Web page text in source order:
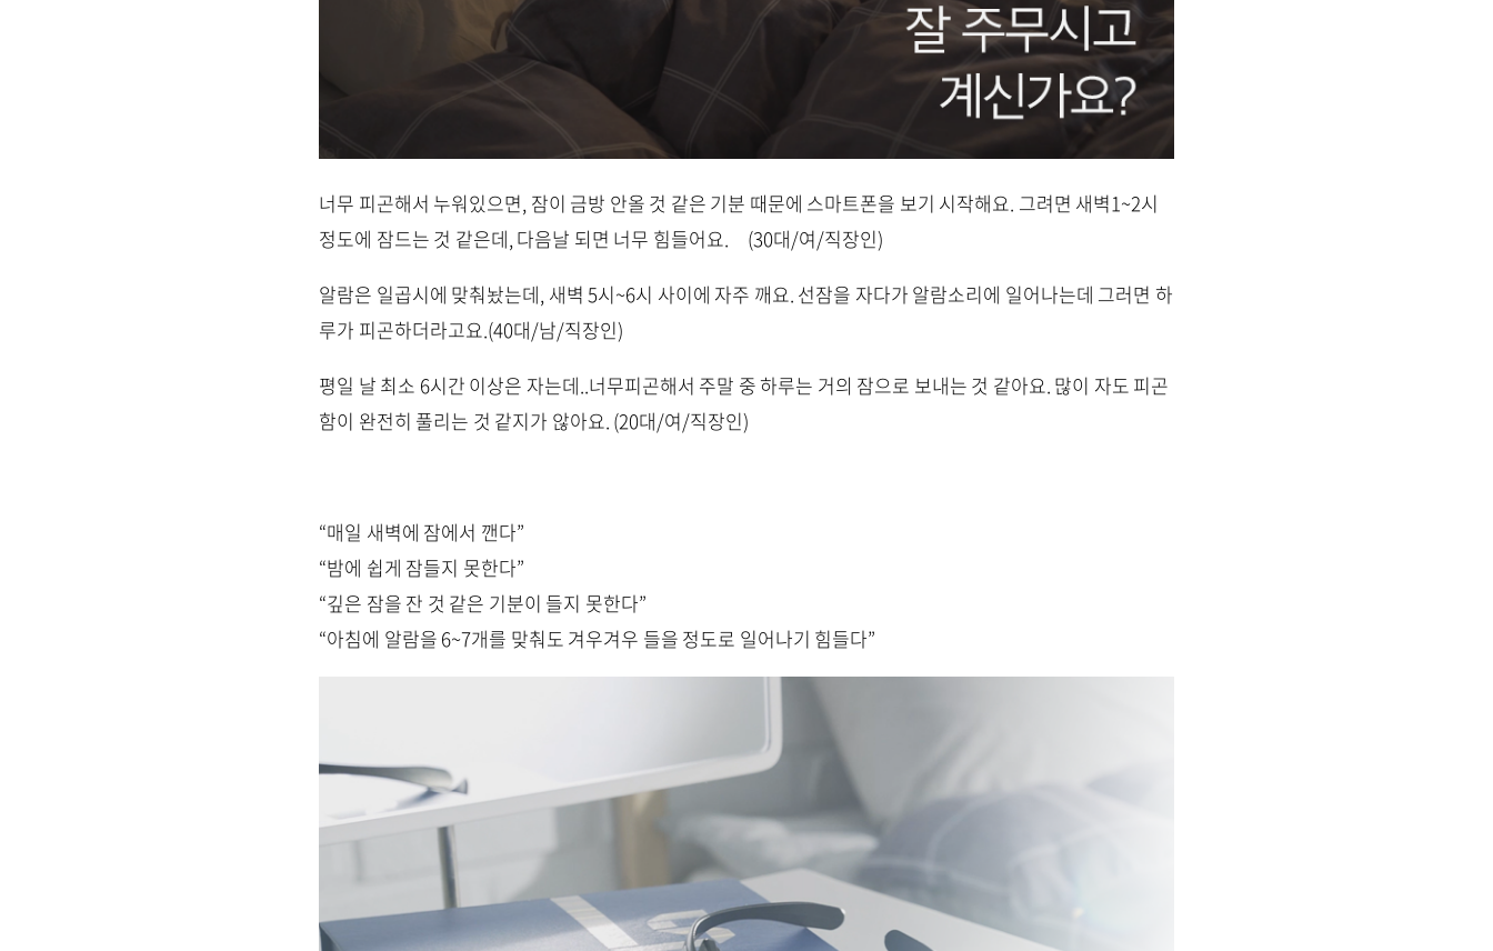
너무 피곤해서 누워있으면, 잠이 금방 안올 것 같은 기분 때문에 스마트폰을 보기 시작해요. 그려면 새벽1~2시
정도에 잠드는 것 같은데, 다음날 되면 너무 힘들어요. (30대/여/직장인)
알람은 일곱시에 맞춰놨는데, 새벽 5시~6시 사이에 자주 깨요. 선잠을 자다가 알람소리에 일어나는데 그러면 하
루가 피곤하더라고요.(40대/남/직장인)
평일 날 최소 6시간 이상은 자는데..너무피곤해서 주말 중 하루는 거의 잠으로 보내는 것 같아요. 많이 자도 피곤
함이 완전히 풀리는 것 같지가 않아요. (20대/여/직장인)
“매일 새벽에 잠에서 깬다”
“밤에 쉽게 잠들지 못한다”
“깊은 잠을 잔 것 같은 기분이 들지 못한다”
“아침에 알람을 6~7개를 맞춰도 겨우겨우 들을 정도로 일어나기 힘들다”